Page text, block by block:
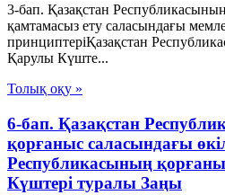
3-бап. Қазақстан Республикасының
қамтамасыз ету саласындағы
принциптеріҚазақстан
Қарулы Күште...
Толық оқу »
6-бап. Қазақстан
қорғаныс саласындағы
Республикасының
Күштері туралы Заңы